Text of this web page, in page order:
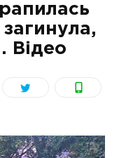
Відео